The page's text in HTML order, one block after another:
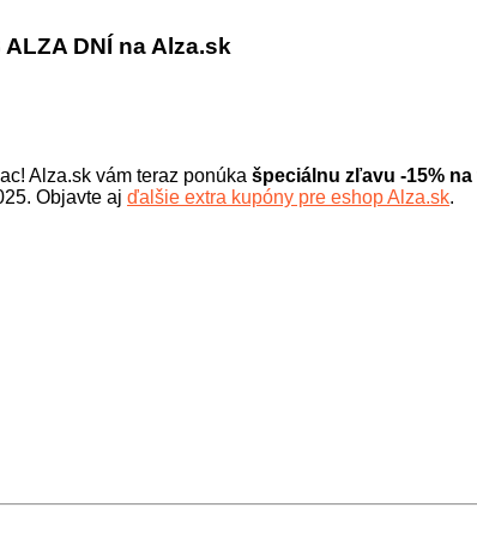
DNÍ na Alza.sk
Alza.sk vám teraz ponúka špeciálnu zľavu -15%
Objavte aj ďalšie extra kupóny pre eshop Alza.sk.